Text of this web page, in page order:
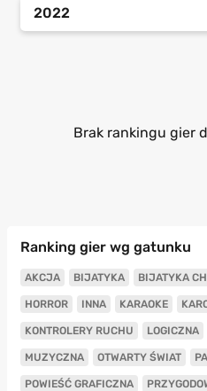
2022
Brak rankingu gier
Ranking gier wg gatunku
AKCJA BIJATYKA BIJATYKA
HORROR INNA KARAOKE
KONTROLERY RUCHU LOGICZNA
MUZYCZNA OTWARTY ŚWIAT
POWIEŚĆ GRAFICZNA